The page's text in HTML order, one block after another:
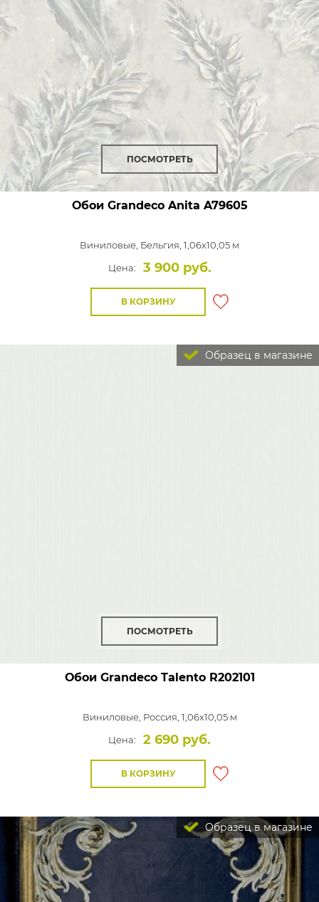
ПОСМОТРЕТЬ
Обои Grandeco Anita A79605
Виниловые, Бельгия, 1,06x10,05 м
Цена:
3 900 руб.
В КОРЗИНУ
Образец в магазине
ПОСМОТРЕТЬ
Обои Grandeco TalentoR202101
Виниловые, Россия, 1,06x10,05 м
Цена:
2 690 руб.
В КОРЗИНУ
Образец в магазине